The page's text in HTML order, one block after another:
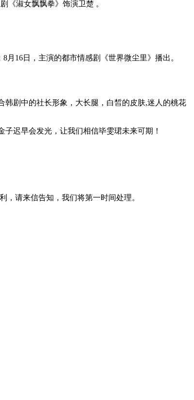
《淑女飘飘拳》饰演卫楚 。
16日，主演的都市情感剧《世界微尘里》播出。
剧中的社长形象，大长腿，白皙的皮肤,迷人的桃花
迟早会发光，让我们相信毕雯珺未来可期！
请来信告知，我们将第一时间处理。